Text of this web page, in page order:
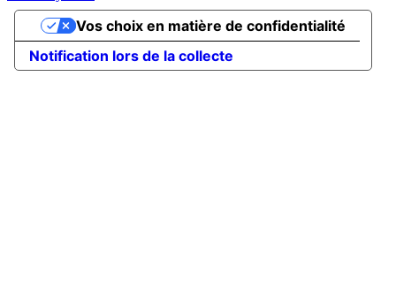
Notification lors de la collecte
Vos choix en matière de confidentialité